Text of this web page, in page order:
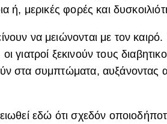
ή, μερικές φορές και
να μειώνονται με τον
γιατροί ξεκινούν τους
στα συμπτώματα, αυξάνοντας
εδώ ότι σχεδόν